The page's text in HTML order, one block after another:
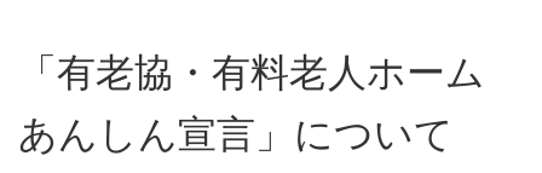
「有老協・有料老人ホーム
あんしん宣言」について